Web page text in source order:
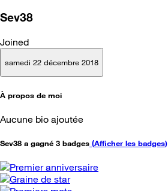
Sev38
Joined
samedi 22 décembre 2018
À propos de moi
Aucune bio ajoutée
Sev38 a gagné 3 badges (Afficher les badges)